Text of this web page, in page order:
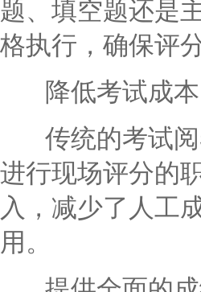
题、填空题还是
格执行，确保评
降低考试成本
传统的考试阅
进行现场评分的
入，减少了人工
用。